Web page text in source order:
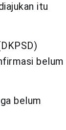
itu
belum
belum